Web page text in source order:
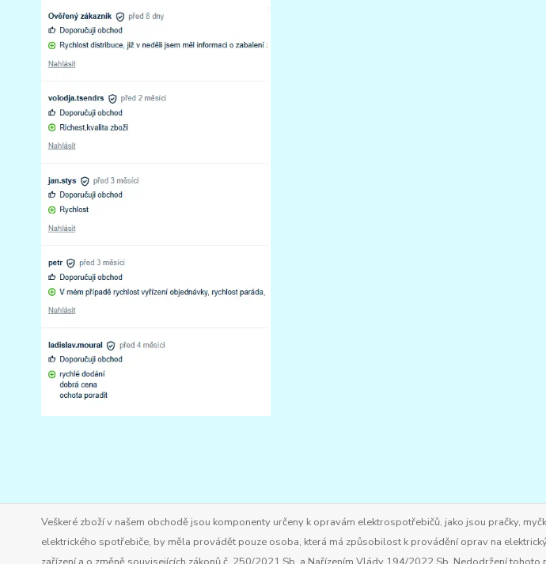
Veškeré zboží v našem obchodě jsou komponenty určeny k opravám elektrospotřebičů, jako jsou pračky,
elektrického spotřebiče, by měla provádět pouze osoba, která má způsobilost k provádění oprav na